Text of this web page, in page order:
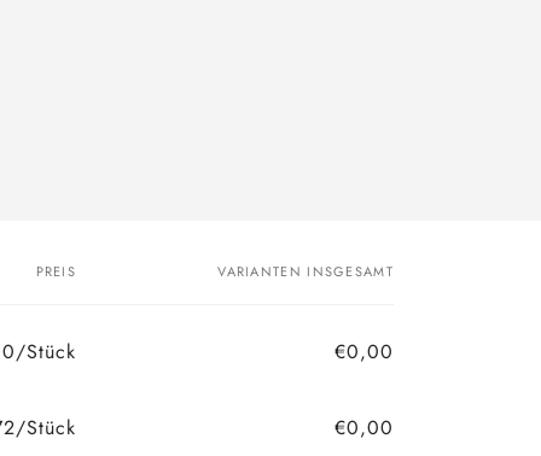
PREIS VARIANTEN INSGESAMT
Stück €0,00
Stück €0,00